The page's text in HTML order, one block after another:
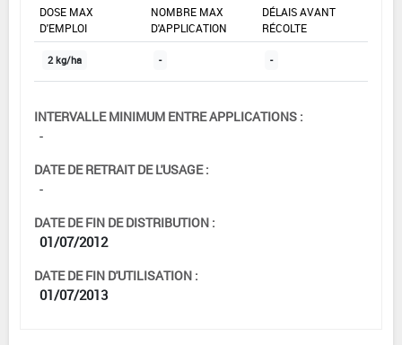
DOSE MAX
D'EMPLOI
NOMBRE MAX
D'APPLICATION
DÉLAIS AVANT
RÉCOLTE
2 kg/ha - -
INTERVALLE MINIMUM ENTRE APPLICATIONS :
-
DATE DE RETRAIT DE L'USAGE :
-
DATE DE FIN DE DISTRIBUTION :
01/07/2012
DATE DE FIN D'UTILISATION :
01/07/2013